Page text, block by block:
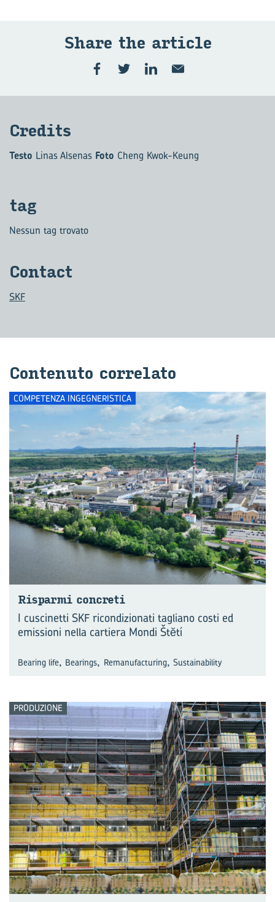
Share the ar­ti­cle
Cre­di­ts
Testo Linas Alsenas Foto Cheng Kwok-Keung
tag
Nessun tag trovato
Con­tact
SKF
Con­te­nu­to cor­re­la­to
COMPETENZA INGEGNERISTICA
Ri­spar­mi con­cre­ti
I cuscinetti SKF ricondizionati tagliano costi ed
emissioni nella cartiera Mondi Štĕtí
Bearing life, Bearings, Remanufacturing, Sustainability
PRODUZIONE